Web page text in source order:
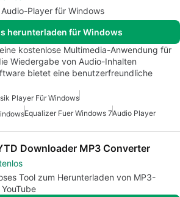
Player für Windows
herunterladen für Windows
kostenlose Multimedia-Anwendung für
Wiedergabe von Audio-Inhalten
bietet eine benutzerfreundliche
Player Für Windows
Equalizer Fuer Windows 7Audio Player
Downloader MP3 Converter
Tool zum Herunterladen von MP3-